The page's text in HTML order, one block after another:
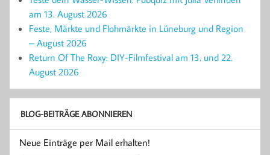
am 13. August 2026
Feste, Märkte und Flohmärkte in Lüneburg und Region
– August 2026
Return Of The Roxy: DIY-Filmfestival am 13. und 22.
August 2026
BLOG-BEITRÄGE ABONNIEREN
Neue Einträge per Mail erhalten!